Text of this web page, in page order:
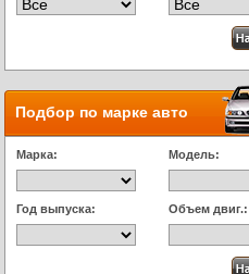
Подбор по марке авто
Марка: Модель:
Год выпуска: Объем двиг.: